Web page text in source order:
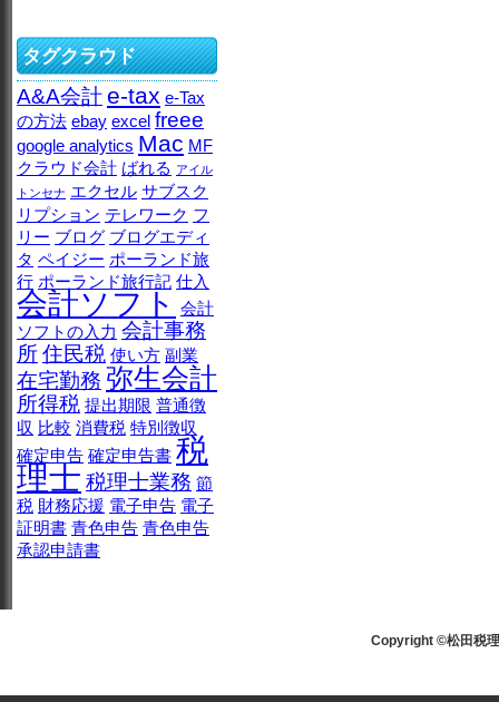
タグクラウド
A&A会計e-tax e-Tax
の方法 ebay excel freee
google analytics Mac MF
クラウド会計 ばれる アイル
トンセナ エクセル サブスク
リプション テレワーク フ
リー ブログ ブログエディ
タ ペイジー ポーランド旅
行 ポーランド旅行記 仕入
会計ソフト
会計
ソフトの入力 会計事務
所住民税 使い方 副業
在宅勤務 弥生会計
所得税 提出期限 普通徴
収 比較 消費税 特別徴収
確定申告 確定申告書 税
理士 税理士業務 節
税 財務応援 電子申告 電子
証明書 青色申告 青色申告
承認申請書
Copyright ©松田税